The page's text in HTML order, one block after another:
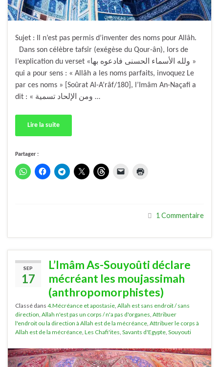
Sujet : Il n’est pas permis d’inventer des noms pour Allâh.
Dans son célèbre tafsîr (exégèse du Qour-ân), lors de
l’explication du verset «ولله الأسماء الحسنى فادعوه بها »
qui a pour sens : « Allâh a les noms parfaits, invoquez Le
par ces noms » [Soûrat Al-A’râf/180], l’Imâm An-Naçafi a
dit : « ومن الإلحاد تسمية …
Lire la suite
Partager :
1 Commentaire
SEP
17
L’Imâm As-Souyoûti déclare
mécréant les moujassimah
(anthropomorphistes)
Classé dans 4.Mécréance et apostasie, Allah est sans endroit / sans
direction, Allah n'est pas un corps / n'a pas d'organes, Attribuer
l'endroit ou la direction à Allah est de la mécréance, Attribuer le corps à
Allah est de la mécréance, Les Chafi'ites, Savants d'Egypte, Souyouti